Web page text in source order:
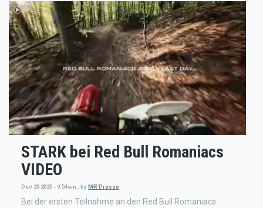
STARK bei Red Bull Romaniacs
VIDEO
Dec 29 2025 - 9:54am byMR Presse
Bei der ersten Teilnahme an den Red Bull Romaniacs